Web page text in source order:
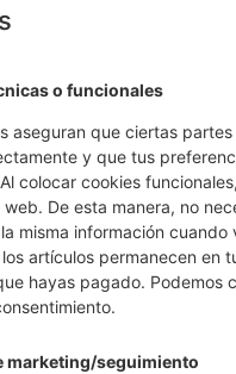
o funcionales
aseguran que ciertas
y que tus
colocar cookies
De esta manera, no
misma información cuando
artículos permanecen en
hayas pagado. Podemos
marketing/seguimiento